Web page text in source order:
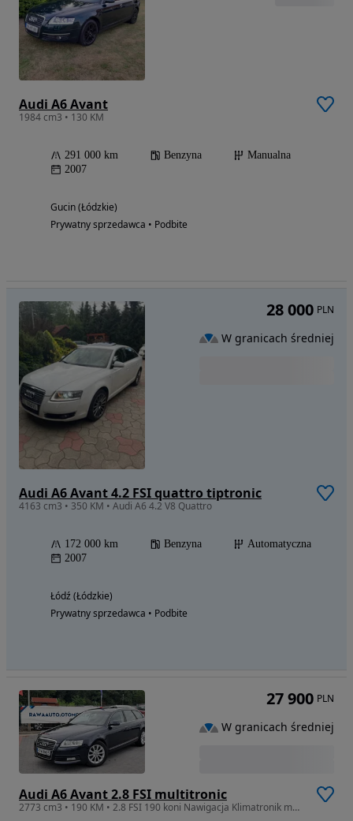
Audi A6 Avant
1984 cm3 • 130 KM
291 000 km Benzyna
Manualna
2007
Gucin (Łódzkie)
Prywatny sprzedawca • Podbite
Audi A6 Avant 4.2 FSI quattro tiptronic
4163 cm3 • 350 KM • Audi A6 4.2 V8 Quattro
172 000 km Benzyna
Automatyczna
2007
Łódź (Łódzkie)
Prywatny sprzedawca • Podbite
28 000 PLN
W granicach średniej
Audi A6 Avant 2.8 FSI multitronic
2773 cm3 • 190 KM • 2.8 FSI 190 koni Nawigacja Klimatronik możliwa ZAMIANA
27 900 PLN
W granicach średniej